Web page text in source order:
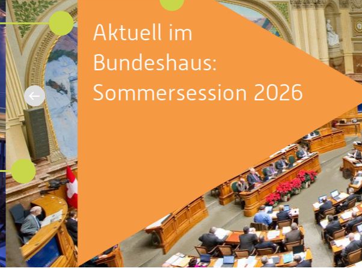
Aktuell im
Bundeshaus:
Sommersession 2026